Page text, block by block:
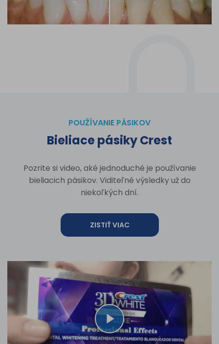
POUŽÍVANIE PÁSIKOV
Bieliace pásiky Crest
Pozrite si video, aké jednoduché je používanie
bieliacich pásikov. Viditeľné výsledky už do
niekoľkých dní.
ZISTIŤ VIAC